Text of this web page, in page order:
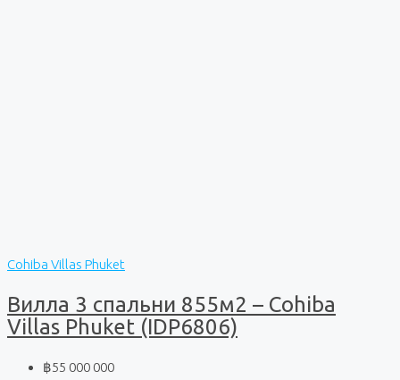
Cohiba Villas Phuket
Вилла 3 спальни 855м2 – Cohiba
Villas Phuket (IDP6806)
฿55 000 000